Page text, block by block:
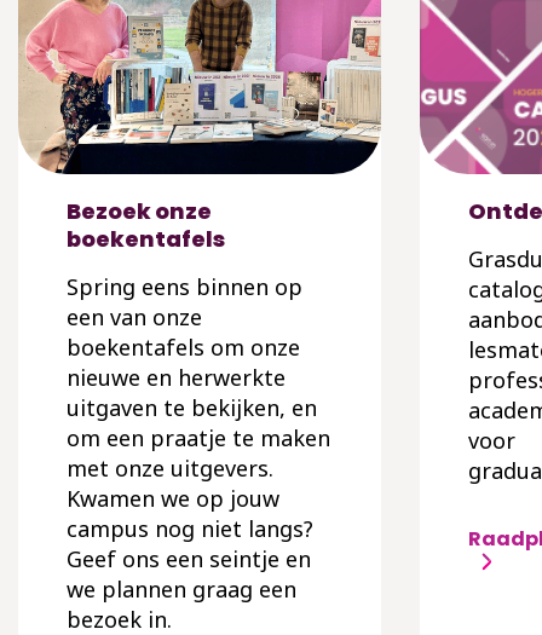
Bezoek onze
boekentafels
Spring eens binnen op
een van onze
boekentafels om onze
nieuwe en herwerkte
uitgaven te bekijken, en
om een praatje te maken
met onze uitgevers.
Kwamen we op jouw
campus nog niet langs?
Geef ons een seintje en
we plannen graag een
bezoek in.
voor